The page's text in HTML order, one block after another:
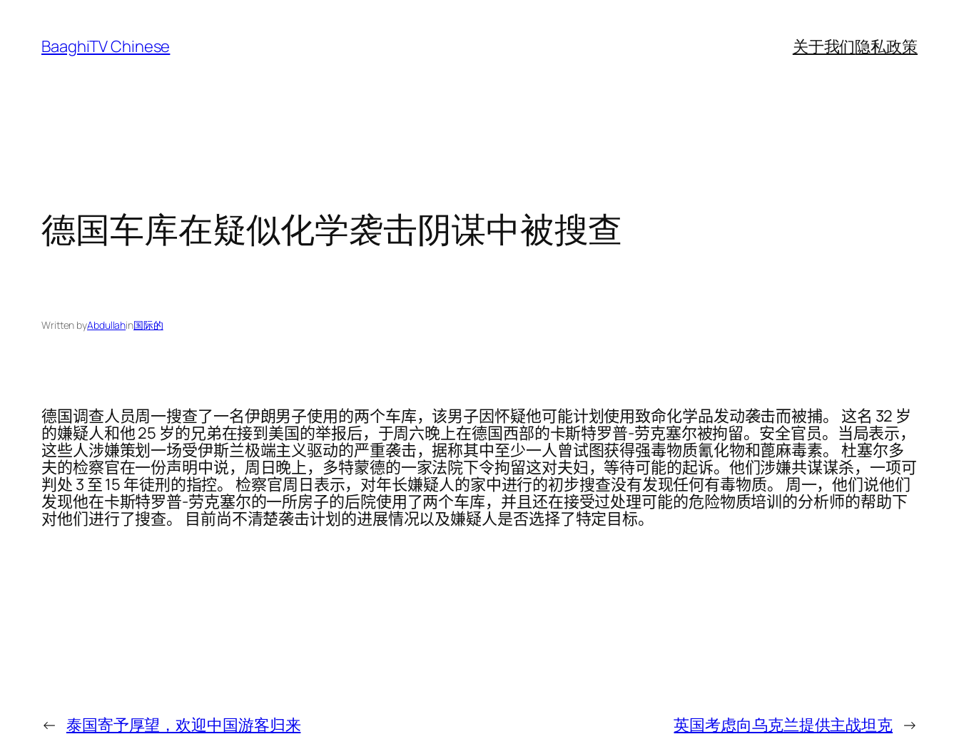
content
BaaghiTV Chinese 关于我们隐私政策
德国车库在疑似化学袭击阴谋中被搜查
Written byAbdullahin国际的
德国调查人员周一搜查了一名伊朗男子使用的两个车库，该男子因怀疑他可能计划使用致命化学品发动袭击而被捕。 这名 32 岁
的嫌疑人和他 25 岁的兄弟在接到美国的举报后，于周六晚上在德国西部的卡斯特罗普-劳克塞尔被拘留。安全官员。当局表示，
这些人涉嫌策划一场受伊斯兰极端主义驱动的严重袭击，据称其中至少一人曾试图获得强毒物质氰化物和蓖麻毒素。 杜塞尔多
夫的检察官在一份声明中说，周日晚上，多特蒙德的一家法院下令拘留这对夫妇，等待可能的起诉。他们涉嫌共谋谋杀，一项可
判处 3 至 15 年徒刑的指控。 检察官周日表示，对年长嫌疑人的家中进行的初步搜查没有发现任何有毒物质。 周一，他们说他们
发现他在卡斯特罗普-劳克塞尔的一所房子的后院使用了两个车库，并且还在接受过处理可能的危险物质培训的分析师的帮助下
对他们进行了搜查。 目前尚不清楚袭击计划的进展情况以及嫌疑人是否选择了特定目标。
← 泰国寄予厚望，欢迎中国游客归来 英国考虑向乌克兰提供主战坦克 →